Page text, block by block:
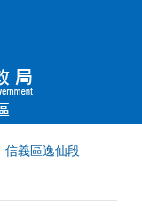
信義區逸仙段